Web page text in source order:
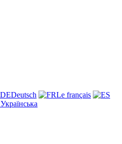
Deutsch
Le français
Українська